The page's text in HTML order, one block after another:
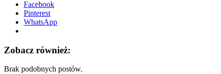
Facebook
Pinterest
WhatsApp
Zobacz również:
Brak podobnych postów.